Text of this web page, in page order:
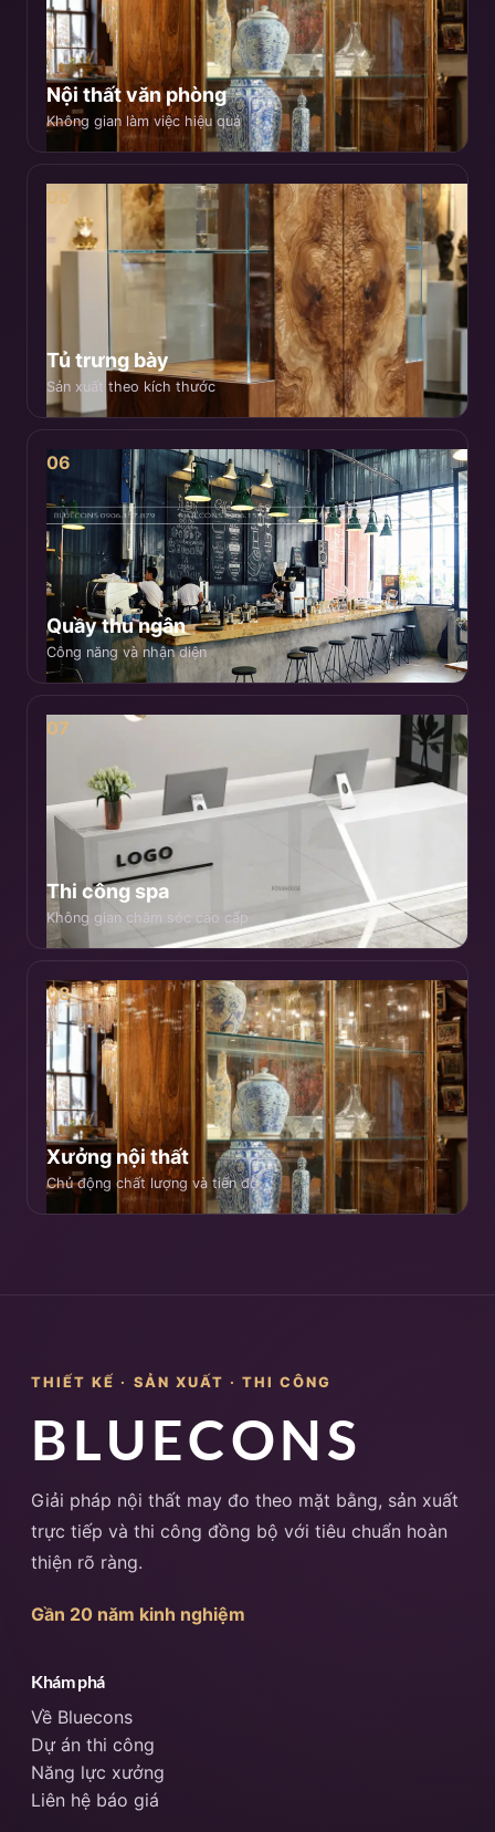
Nội thất văn phòng
Không gian làm việc hiệu quả
05
Tủ trưng bày
Sản xuất theo kích thước
06
Quầy thu ngân
Công năng và nhận diện
07
Thi công spa
Không gian chăm sóc cao cấp
08
Xưởng nội thất
Chủ động chất lượng và tiến độ
THIẾT KẾ · SẢN XUẤT · THI CÔNG
BLUECONS
Giải pháp nội thất may đo theo mặt bằng, sản xuất
trực tiếp và thi công đồng bộ với tiêu chuẩn hoàn
thiện rõ ràng.
Gần 20 năm kinh nghiệm
Khám phá
Về Bluecons
Dự án thi công
Năng lực xưởng
Liên hệ báo giá